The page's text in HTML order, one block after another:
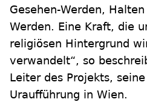
Gesehen-Werden,
Werden. Eine Kraft, die
religiösen Hintergrund
verwandelt“, so
Leiter des Projekts,
Uraufführung in Wien.